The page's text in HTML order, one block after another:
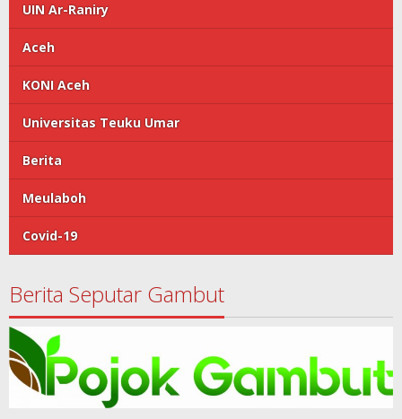
UIN Ar-Raniry
Aceh
KONI Aceh
Universitas Teuku Umar
Berita
Meulaboh
Covid-19
Berita Seputar Gambut